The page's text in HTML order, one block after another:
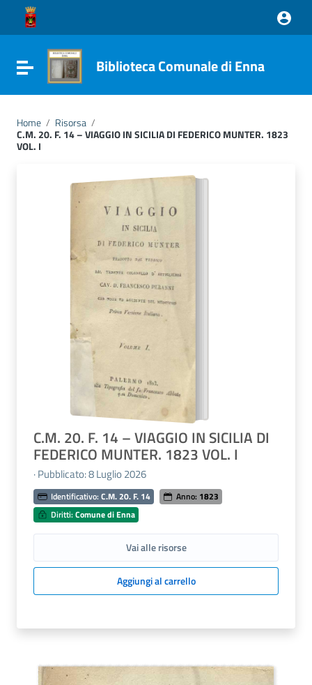
Vai ai contenuti
Vai al menu di navigazione
Vai al footer
Attiva / disattiva la navigazione
Biblioteca Comunale di Enna
Home / Risorsa /
C.M. 20. F. 14 – VIAGGIO IN SICILIA DI FEDERICO MUNTER. 1823
VOL. I
C.M. 20. F. 14 – VIAGGIO IN SICILIA DI
FEDERICO MUNTER. 1823 VOL. I
· Pubblicato: 8 Luglio 2026
Identificativo: C.M. 20. F. 14 Anno: 1823
Diritti:Comune di Enna
Vai alle risorse
Aggiungi al carrello